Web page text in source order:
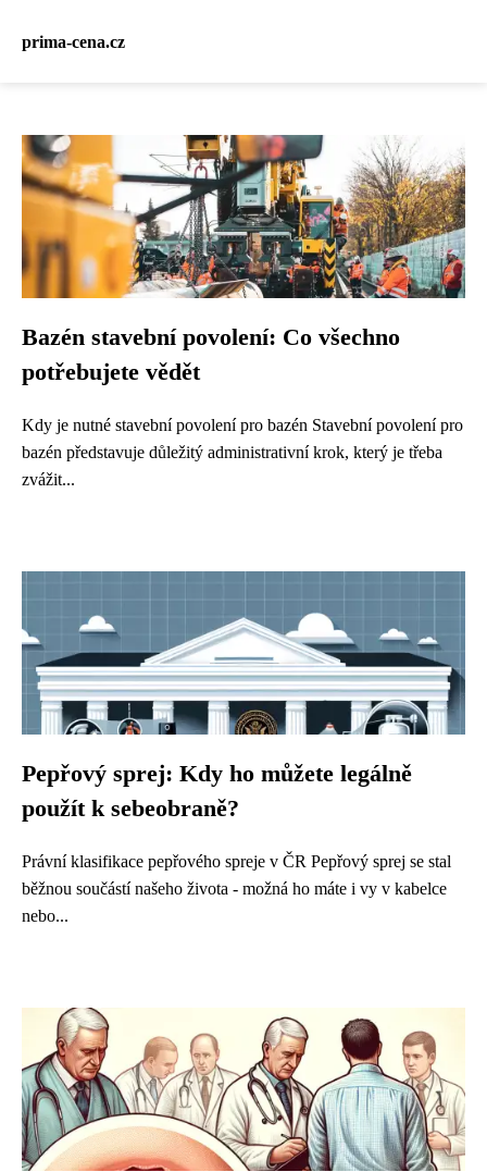
prima-cena.cz
Bazén stavební povolení: Co všechno
potřebujete vědět
Kdy je nutné stavební povolení pro bazén Stavební povolení pro
bazén představuje důležitý administrativní krok, který je třeba
zvážit...
Pepřový sprej: Kdy ho můžete legálně
použít k sebeobraně?
Právní klasifikace pepřového spreje v ČR Pepřový sprej se stal
běžnou součástí našeho života - možná ho máte i vy v kabelce
nebo...